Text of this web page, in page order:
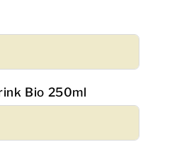
Bio 250ml